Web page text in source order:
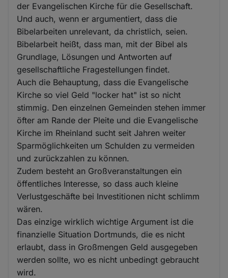
der Evangelischen Kirche für die Gesellschaft.
Und auch, wenn er argumentiert, dass die
Bibelarbeiten unrelevant, da christlich, seien.
Bibelarbeit heißt, dass man, mit der Bibel als
Grundlage, Lösungen und Antworten auf
gesellschaftliche Fragestellungen findet.
Auch die Behauptung, dass die Evangelische
Kirche so viel Geld "locker hat" ist so nicht
stimmig. Den einzelnen Gemeinden stehen immer
öfter am Rande der Pleite und die Evangelische
Kirche im Rheinland sucht seit Jahren weiter
Sparmöglichkeiten um Schulden zu vermeiden
und zurückzahlen zu können.
Zudem besteht an Großveranstaltungen ein
öffentliches Interesse, so dass auch kleine
Verlustgeschäfte bei Investitionen nicht schlimm
wären.
Das einzige wirklich wichtige Argument ist die
finanzielle Situation Dortmunds, die es nicht
erlaubt, dass in Großmengen Geld ausgegeben
werden sollte, wo es nicht unbedingt gebraucht
wird.